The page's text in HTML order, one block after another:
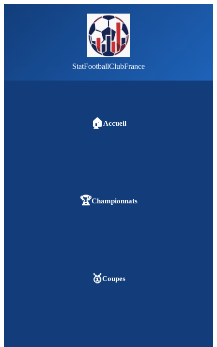
StatFootballClubFrance
🏠 Accueil
🏆Championnats
🥇Coupes